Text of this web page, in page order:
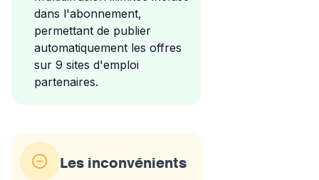
dans l'abonnement,
permettant de publier
automatiquement les offres
sur 9 sites d'emploi
partenaires.
Les inconvénients